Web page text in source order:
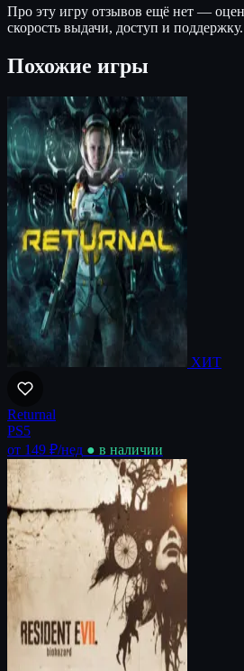
Про эту игру отзывов ещё нет —
скорость выдачи, доступ и поддержку.
Похожие игры
ХИТ
Returnal
PS5
от 149 ₽/нед ● в наличии